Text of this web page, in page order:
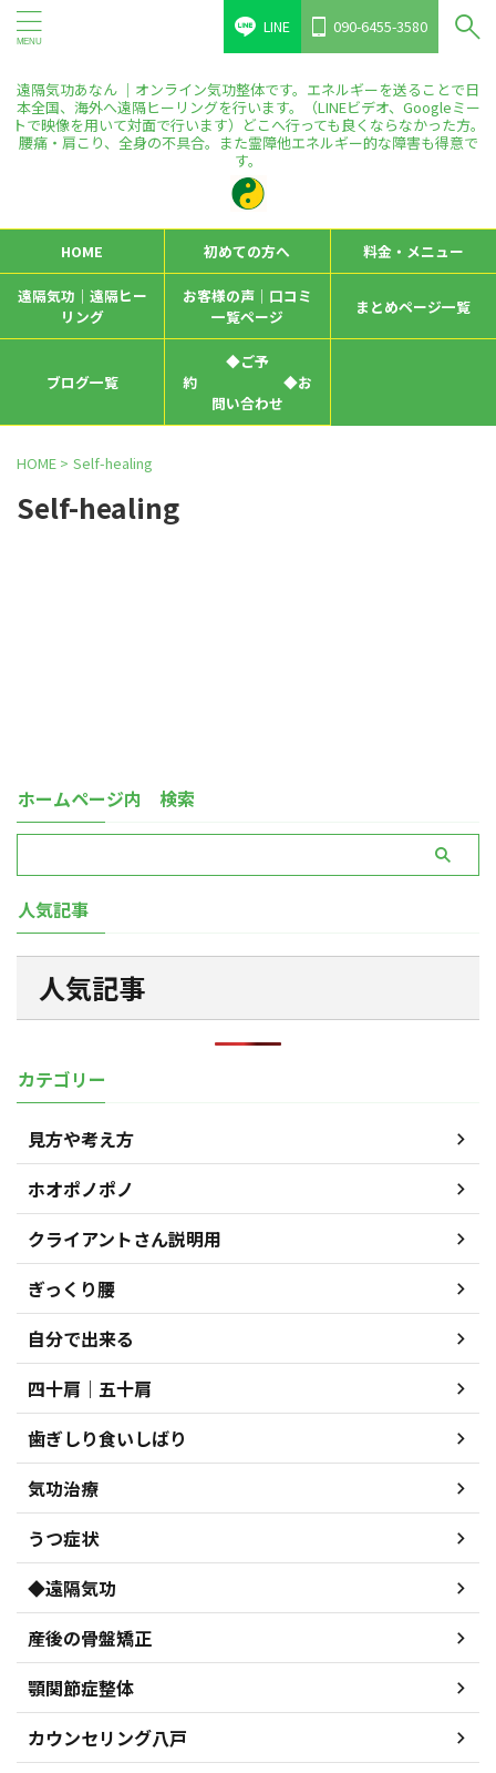
LINE 090-6455-3580
遠隔気功あなん ｜オンライン気功整体です。エネルギーを送ることで日
本全国、海外へ遠隔ヒーリングを行います。（LINEビデオ、Googleミー
トで映像を用いて対面で行います）どこへ行っても良くならなかった方。
腰痛・肩こり、全身の不具合。また霊障他エネルギー的な障害も得意で
す。
HOME 初めての方へ 料金・メニュー
遠隔気功｜遠隔ヒー
リング
お客様の声｜口コミ
一覧ページ
まとめページ一覧
ブログ一覧
◆ご予
約 ◆お
問い合わせ
HOME > Self-healing
Self-healing
ホームページ内 検索
人気記事
人気記事
カテゴリー
見方や考え方
ホオポノポノ
クライアントさん説明用
ぎっくり腰
自分で出来る
四十肩｜五十肩
歯ぎしり食いしばり
気功治療
うつ症状
◆遠隔気功
産後の骨盤矯正
顎関節症整体
カウンセリング八戸